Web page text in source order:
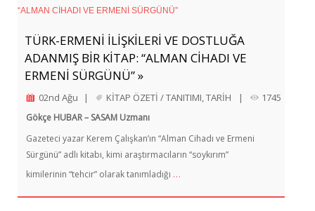
TÜRK-ERMENİ İLİŞKİLERİ VE DOSTLUĞA
ADANMIŞ BİR KİTAP: “ALMAN CİHADI VE
ERMENİ SÜRGÜNÜ” »
02nd Ağu | KİTAP ÖZETİ / TANITIMI TARİH | 1745
Gökçe HUBAR – SASAM Uzmanı
Gazeteci yazar Kerem Çalışkan’ın “Alman Cihadı ve Ermeni
Sürgünü” adlı kitabı, kimi araştırmacıların “soykırım”
kimilerinin “tehcir” olarak tanımladığı …